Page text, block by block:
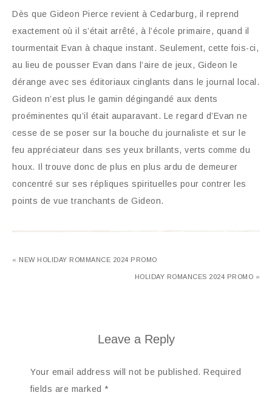
Dès que Gideon Pierce revient à Cedarburg, il reprend
exactement où il s’était arrêté, à l’école primaire, quand il
tourmentait Evan à chaque instant. Seulement, cette fois-ci,
au lieu de pousser Evan dans l’aire de jeux, Gideon le
dérange avec ses éditoriaux cinglants dans le journal local.
Gideon n’est plus le gamin dégingandé aux dents
proéminentes qu’il était auparavant. Le regard d’Evan ne
cesse de se poser sur la bouche du journaliste et sur le
feu appréciateur dans ses yeux brillants, verts comme du
houx. Il trouve donc de plus en plus ardu de demeurer
concentré sur ses répliques spirituelles pour contrer les
points de vue tranchants de Gideon.
« NEW HOLIDAY ROMMANCE 2024 PROMO
HOLIDAY ROMANCES 2024 PROMO »
Leave a Reply
Your email address will not be published. Required
fields are marked *